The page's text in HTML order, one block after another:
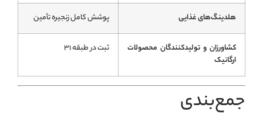
هلدینگ‌های غذایی پوشش کامل زنجیره تأمین
کشاورزان و تولیدکنندگان محصولات
ارگانیک
ثبت در طبقه ۳۱
جمع‌بندی